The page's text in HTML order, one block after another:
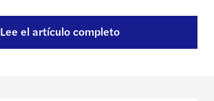
Lee el artículo completo